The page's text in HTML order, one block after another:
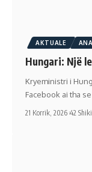
AKTUALE
Hungari: Një
Kryeministri i
Facebook ai tha
21 Korrik, 2026 42